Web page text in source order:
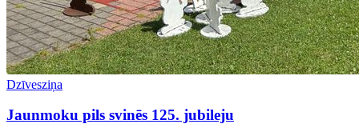
Dzīvesziņa
Jaunmoku pils svinēs 125. jubileju